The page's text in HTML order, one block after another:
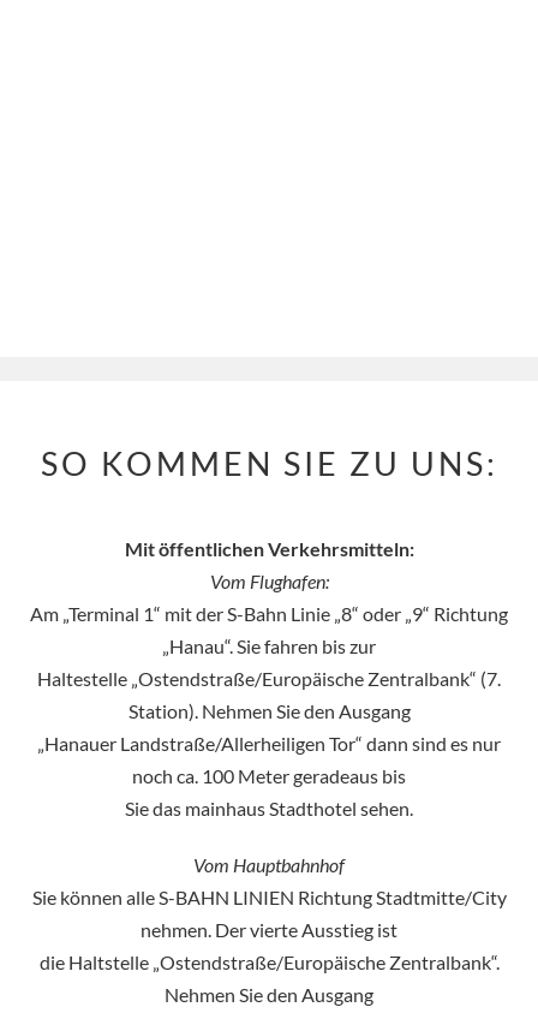
SO KOMMEN SIE ZU UNS:
Mit öffentlichen Verkehrsmitteln:
Vom Flughafen:
Am „Terminal 1“ mit der S-Bahn Linie „8“ oder „9“ Richtung
„Hanau“. Sie fahren bis zur
Haltestelle „Ostendstraße/Europäische Zentralbank“ (7.
Station). Nehmen Sie den Ausgang
„Hanauer Landstraße/Allerheiligen Tor“ dann sind es nur
noch ca. 100 Meter geradeaus bis
Sie das mainhaus Stadthotel sehen.
Vom Hauptbahnhof
Sie können alle S-BAHN LINIEN Richtung Stadtmitte/City
nehmen. Der vierte Ausstieg ist
die Haltstelle „Ostendstraße/Europäische Zentralbank“.
Nehmen Sie den Ausgang